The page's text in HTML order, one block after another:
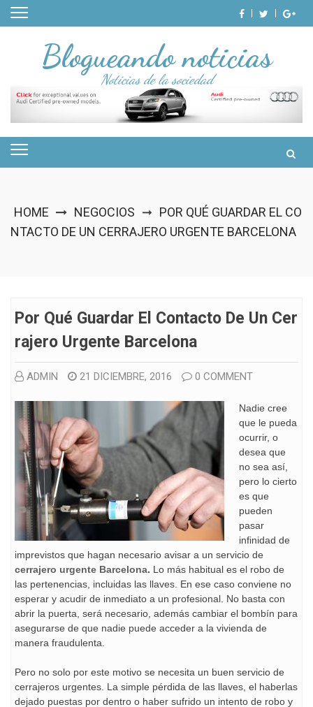
Skip
Blogueando noticias
Noticias de la sociedad
HOME NEGOCIOS ➞ POR QUÉ GUARDAR EL CO
NTACTO DE UN CERRAJERO URGENTE BARCELONA
Por Qué Guardar El Contacto De Un Cer
Rajero Urgente Barcelona
ADMIN 21 DICIEMBRE, 2016 0 COMMENT
Nadie cree
que le pueda
ocurrir, o
desea que
no sea así,
pero lo cierto
es que
pueden
pasar
infinidad de
imprevistos que hagan necesario avisar a un servicio de
cerrajero urgente Barcelona. Lo más habitual es el robo de
las pertenencias, incluidas las llaves. En ese caso conviene no
esperar y acudir de inmediato a un profesional. No basta con
abrir la puerta, será necesario, además cambiar el bombín para
asegurarse de que nadie puede acceder a la vivienda de
manera fraudulenta.
Pero no solo por este motivo se necesita un buen servicio de
cerrajeros urgentes. La simple pérdida de las llaves, el haberlas
dejado puestas por dentro o haber sufrido un intento de robo y